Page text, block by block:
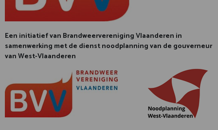
Een initiatief van Brandweervereniging Vlaanderen in
samenwerking met de dienst noodplanning van de gouverneur
van West-Vlaanderen